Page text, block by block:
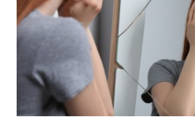
Emploi
Se connecter
Édition: Internationale
Devise:CHF